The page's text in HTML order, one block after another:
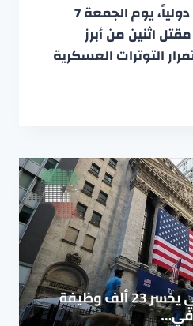
اليمنية المعترف بها دولياً، يوم الجمعة 7
عن مقتل اثنين من أبرز
التوترات العسكرية